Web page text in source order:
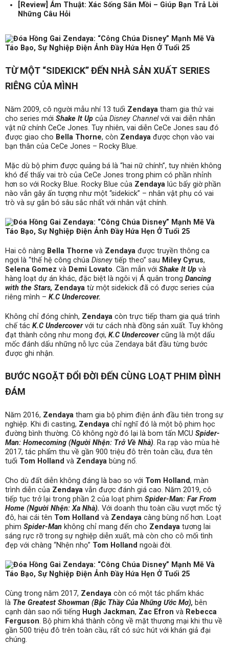
[Review] Ám Thuật: Xác Sống Săn Mồi – Giúp Bạn Trả Lời
Những Câu Hỏi
TỪ MỘT “SIDEKICK” ĐẾN NHÀ SẢN XUẤT SERIES
RIÊNG CỦA MÌNH
Năm 2009, cô người mẫu nhí 13 tuổi Zendaya tham gia thử vai
cho series mới Shake It Up của Disney Channelvới vai diễn nhân
vật nữ chính CeCe Jones. Tuy nhiên, vai diễn CeCe Jones sau đó
được giao cho Bella Thorne, còn Zendaya được chọn vào vai
bạn thân của CeCe Jones – Rocky Blue.
Mặc dù bộ phim được quảng bá là “hai nữ chính”, tuy nhiên không
khó để thấy vai trò của CeCe Jones trong phim có phần nhỉnh
hơn so với Rocky Blue. Rocky Blue của Zendaya lúc bấy giờ phần
nào vẫn gây ấn tượng như một “sidekick” – nhân vật phụ có vai
trò và sự gắn bó sâu sắc nhất với nhân vật chính.
Hai cô nàng Bella Thorne và Zendaya được truyền thông ca
ngợi là “thế hệ công chúa Disney tiếp theo” sau Miley Cyrus,
Selena Gomez và Demi Lovato. Cần mẫn với Shake It Up và
hàng loạt dự án khác, đặc biệt là ngôi vị Á quân trong Dancing
with the Stars, Zendaya từ một sidekick đã có được series của
riêng mình – K.C Undercover.
Không chỉ đóng chính, Zendaya còn trực tiếp tham gia quá trình
chế tác K.C Undercovervới tư cách nhà đồng sản xuất. Tuy không
đạt thành công như mong đợi, K.C Undercovercũng là một dấu
mốc đánh dấu những nỗ lực của Zendaya bắt đầu từng bước
được ghi nhận.
BƯỚC NGOẶT ĐỔI ĐỜI ĐẾN CÙNG LOẠT PHIM ĐÌNH
ĐÁM
Năm 2016, Zendaya tham gia bộ phim điện ảnh đầu tiên trong sự
nghiệp. Khi đi casting, Zendaya chỉ nghĩ đó là một bộ phim học
đường bình thường. Cô không ngờ đó lại là bom tấn MCU Spider-
Man: Homecoming (Người Nhện: Trở Về Nhà). Ra rạp vào mùa hè
2017, tác phẩm thu về gần 900 triệu đô trên toàn cầu, đưa tên
tuổi Tom Holland và Zendaya bùng nổ.
Cho dù đất diễn không đáng là bao so với Tom Holland, màn
trình diễn của Zendaya vẫn được đánh giá cao. Năm 2019, cô
tiếp tục trở lại trong phần 2 của loạt phim Spider-Man: Far From
Home (Người Nhện: Xa Nhà). Với doanh thu toàn cầu vượt mốc tỷ
đô, hai cái tên Tom Holland và Zendaya càng bùng nổ hơn. Loạt
phim Spider-Man không chỉ mang đến cho Zendaya tương lai
sáng rực rỡ trong sự nghiệp diễn xuất, mà còn cho cô mối tình
đẹp với chàng “Nhện nhọ” Tom Holland ngoài đời.
Cùng trong năm 2017, Zendaya còn có một tác phẩm khác
là The Greatest Showman (Bậc Thầy Của Những Ước Mơ), bên
cạnh dàn sao nổi tiếng Hugh Jackman, Zac Efron và Rebecca
Ferguson. Bộ phim khá thành công về mặt thương mại khi thu về
gần 500 triệu đô trên toàn cầu, rất có sức hút với khán giả đại
chúng.